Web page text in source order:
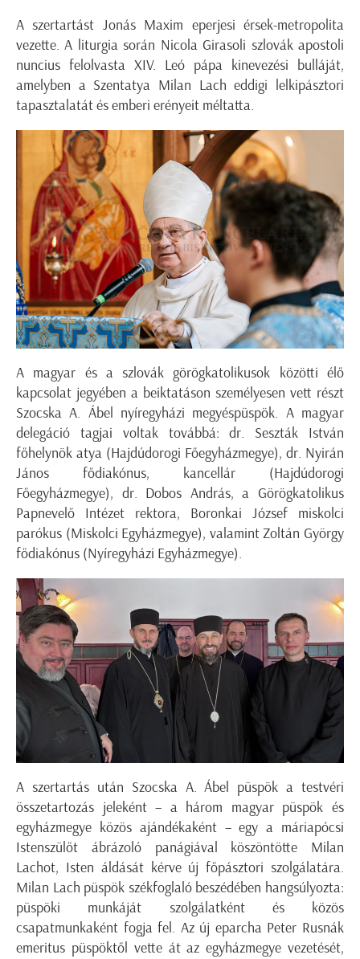
A szertartást Jonás Maxim eperjesi érsek-metropolita
vezette. A liturgia során Nicola Girasoli szlovák apostoli
nuncius felolvasta XIV. Leó pápa kinevezési bulláját,
amelyben a Szentatya Milan Lach eddigi lelkipásztori
tapasztalatát és emberi erényeit méltatta.
A magyar és a szlovák görögkatolikusok közötti élő
kapcsolat jegyében a beiktatáson személyesen vett részt
Szocska A. Ábel nyíregyházi megyéspüspök. A magyar
delegáció tagjai voltak továbbá: dr. Seszták István
főhelynök atya (Hajdúdorogi Főegyházmegye), dr. Nyirán
János fődiakónus, kancellár (Hajdúdorogi
Főegyházmegye), dr. Dobos András, a Görögkatolikus
Papnevelő Intézet rektora, Boronkai József miskolci
parókus (Miskolci Egyházmegye), valamint Zoltán György
fődiakónus (Nyíregyházi Egyházmegye).
A szertartás után Szocska A. Ábel püspök a testvéri
összetartozás jeleként – a három magyar püspök és
egyházmegye közös ajándékaként – egy a máriapócsi
Istenszülőt ábrázoló panágiával köszöntötte Milan
Lachot, Isten áldását kérve új főpásztori szolgálatára.
Milan Lach püspök székfoglaló beszédében hangsúlyozta:
püspöki munkáját szolgálatként és közös
csapatmunkaként fogja fel. Az új eparcha Peter Rusnák
emeritus püspöktől vette át az egyházmegye vezetését,